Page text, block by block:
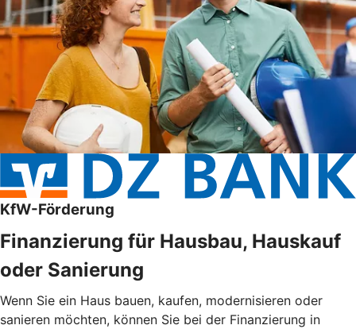
KfW-Förderung
Finanzierung für Hausbau, Hauskauf
oder Sanierung
Wenn Sie ein Haus bauen, kaufen, modernisieren oder
sanieren möchten, können Sie bei der Finanzierung in